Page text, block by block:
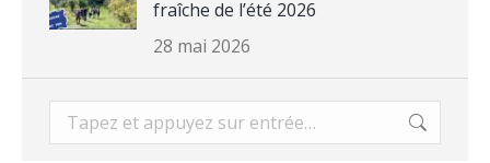
fraîche de l’été 2026
28 mai 2026
Recherche
: